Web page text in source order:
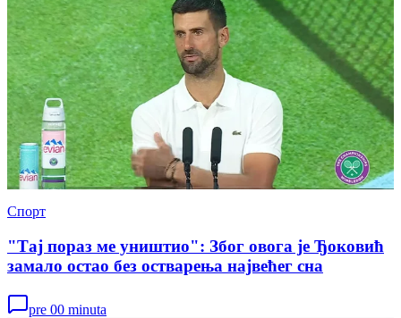
Спорт
"Тај пораз ме уништио": Због овога је Ђоковић
замало остао без остварења највећег сна
pre 00 minuta